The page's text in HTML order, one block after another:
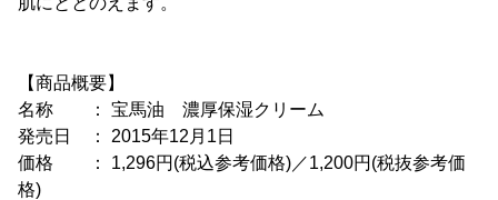
【商品概要】
名称 ： 宝馬油 濃厚保湿クリーム
発売日 ： 2015年12月1日
価格 ： 1,296円(税込参考価格)／1,200円(税抜参考価
格)